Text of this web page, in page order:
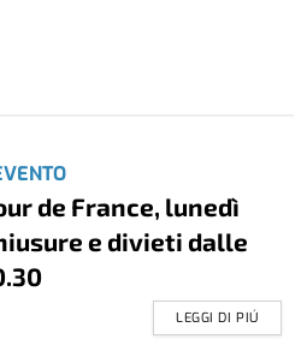
de France, lunedì
e divieti dalle
LEGGI DI PIÚ